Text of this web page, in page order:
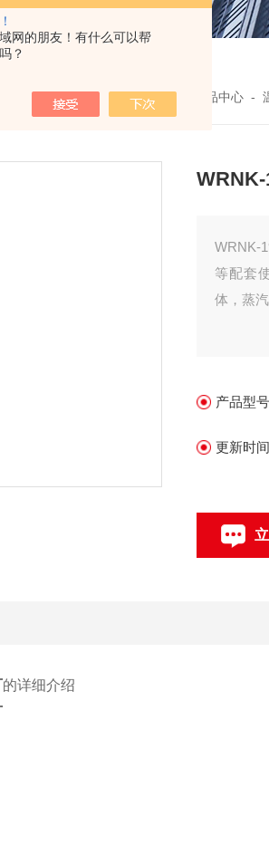
网的朋友！有什么可以帮
？
您的位置：首页 - 产品中心 -
WRNK-
等配套
体，蒸
产品型号
更新时间
的详细介绍